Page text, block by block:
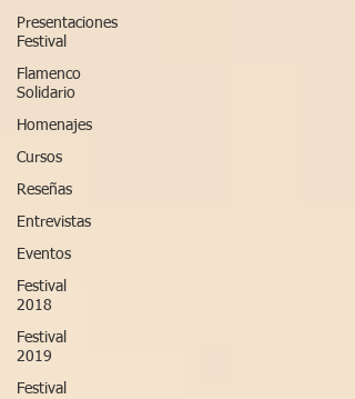
Presentaciones
Festival
Flamenco
Solidario
Homenajes
Cursos
Reseñas
Entrevistas
Eventos
Festival
2018
Festival
2019
Festival